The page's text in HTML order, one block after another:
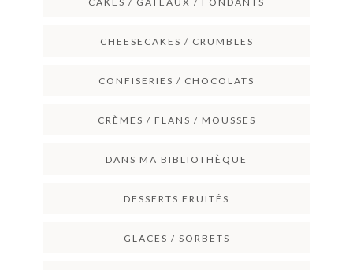
CHEESECAKES / CRUMBLES
CONFISERIES / CHOCOLATS
CRÈMES / FLANS / MOUSSES
DANS MA BIBLIOTHÈQUE
DESSERTS FRUITÉS
GLACES / SORBETS